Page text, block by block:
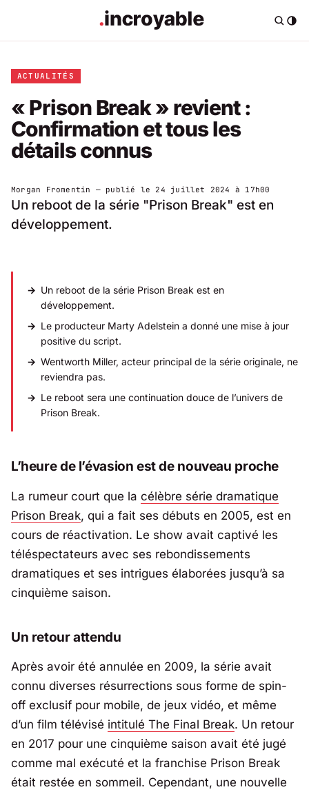
ACTUALITÉS
« Prison Break » revient :
Confirmation et tous les
détails connus
Morgan Fromentin — publié le 24 juillet 2024 à 17h00
Un reboot de la série "Prison Break" est en
développement.
Un reboot de la série Prison Break est en
développement.
Le producteur Marty Adelstein a donné une mise à jour
positive du script.
Wentworth Miller, acteur principal de la série originale, ne
reviendra pas.
Le reboot sera une continuation douce de l’univers de
Prison Break.
L’heure de l’évasion est de nouveau proche
La rumeur court que la célèbre série dramatique
Prison Break, qui a fait ses débuts en 2005, est en
cours de réactivation. Le show avait captivé les
téléspectateurs avec ses rebondissements
dramatiques et ses intrigues élaborées jusqu’à sa
cinquième saison.
Un retour attendu
Après avoir été annulée en 2009, la série avait
connu diverses résurrections sous forme de spin-
off exclusif pour mobile, de jeux vidéo, et même
d’un film télévisé intitulé The Final Break. Un retour
en 2017 pour une cinquième saison avait été jugé
comme mal exécuté et la franchise Prison Break
était restée en sommeil. Cependant, une nouvelle